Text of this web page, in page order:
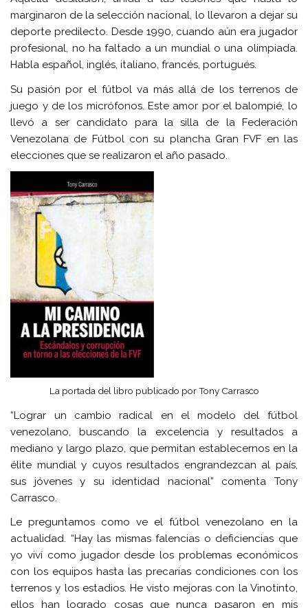
marginaron de la selección nacional, lo llevaron a dejar su
deporte predilecto. Desde 1990, cuando aún era jugador
profesional, no ha faltado a un mundial o una olimpiada.
Habla español, inglés, italiano, francés, portugués.
Su pasión por el fútbol va más allá de los terrenos de
juego y de los micrófonos. Este amor por el balompié, lo
llevó a ser candidato para la silla de la Federación
Venezolana de Fútbol con su plancha Gran FVF en las
elecciones que se realizaron el año pasado.
La portada del libro publicado por Tony Carrasco
“Lograr un cambio radical en el modelo del fútbol
venezolano, buscando la excelencia y resultados a
mediano y largo plazo, que permitan establecernos en la
élite mundial y cuyos resultados engrandezcan al país,
sus jóvenes y su identidad nacional” comenta Tony
Carrasco.
Le preguntamos como ve el fútbol venezolano en la
actualidad. “Hay las mismas falencias o deficiencias que
yo viví como jugador desde los problemas económicos
con los equipos hasta las precarias condiciones con los
terrenos y los estadios. He visto mejoras con la Vinotinto,
ellos han logrado cosas que nunca pasaron en mis